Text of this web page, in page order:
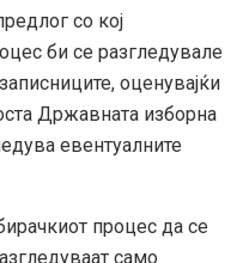
со кој
би се разгледувале
оценувајќи
Државната изборна
евентуалните
процес да се
само